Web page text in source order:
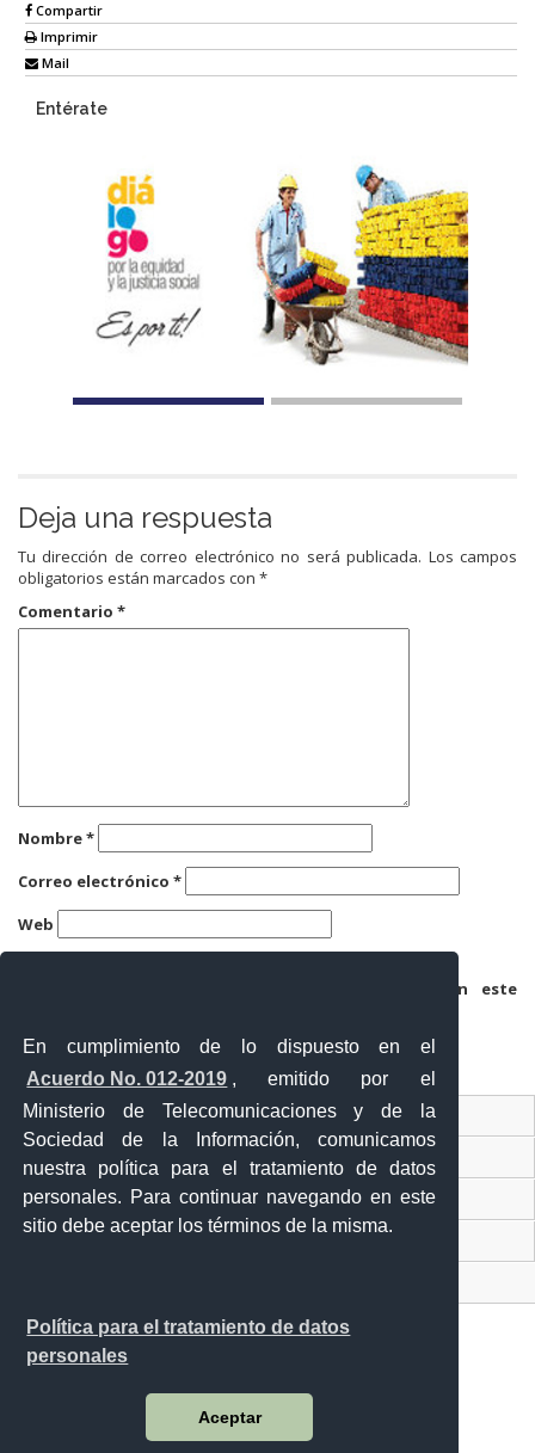
En cumplimiento de lo dispuesto en el
Acuerdo No. 012-2019 , emitido por el
Ministerio de Telecomunicaciones y de la
Sociedad de la Información, comunicamos
nuestra política para el tratamiento de datos
personales. Para continuar navegando en este
sitio debe aceptar los términos de la misma.
Política para el tratamiento de datos
personales
Aceptar
Compartir
Imprimir
Mail
Entérate
Deja una respuesta
Tu dirección de correo electrónico no será publicada. Los campos
obligatorios están marcados con *
Comentario *
Nombre*
Correo electrónico *
Web
Guarda mi nombre, correo electrónico y web en este
Ventanilla Única Virtual
Ventanilla Única de Comercio Exterior
Gobierno Abierto
Malecón y Aguirre
Guayaquil - Ecuador